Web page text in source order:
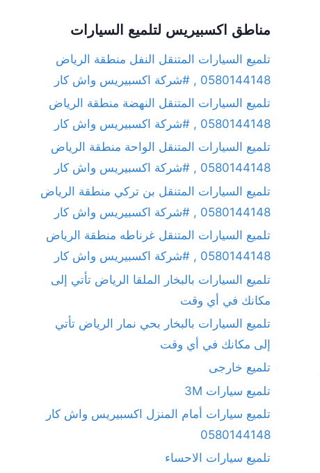
مناطق اكسبيريس لتلميع السيارات
تلميع السيارات المتنقل النفل منطقة الرياض
0580144148 , #شركة اكسبيريس واش كار
تلميع السيارات المتنقل النهضة منطقة الرياض
0580144148 , #شركة اكسبيريس واش كار
تلميع السيارات المتنقل الواحة منطقة الرياض
0580144148 , #شركة اكسبيريس واش كار
تلميع السيارات المتنقل بن تركي منطقة الرياض
0580144148 , #شركة اكسبيريس واش كار
تلميع السيارات المتنقل غرناطه منطقة الرياض
0580144148 , #شركة اكسبيريس واش كار
تلميع السيارات بالبخار الملقا الرياض تأتي إلى
مكانك في أي وقت
تلميع السيارات بالبخار بحي نمار الرياض تأتي
إلى مكانك في أي وقت
تلميع خارجى
تلميع سيارات 3M
تلميع سيارات أمام المنزل اكسبيريس واش كار
0580144148
تلميع سيارات الاحساء